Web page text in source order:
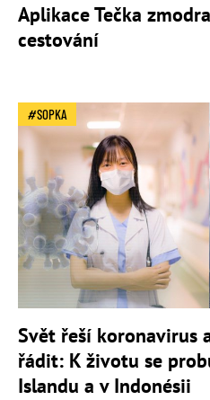
Aplikace Tečka
cestování
SOPKA
Svět řeší koronavirus
řádit: K životu se
Islandu a v Indonésii